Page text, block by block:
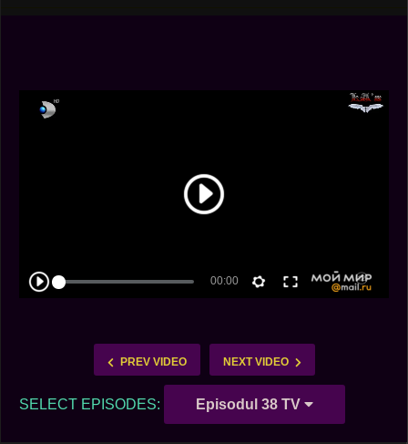
PREV VIDEO NEXT VIDEO
SELECT EPISODES: Episodul 38 TV